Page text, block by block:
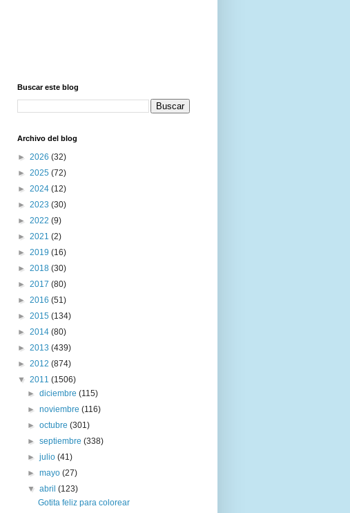
Buscar este blog
Archivo del blog
► 2026 (32)
► 2025 (72)
► 2024 (12)
► 2023 (30)
► 2022 (9)
► 2021 (2)
► 2019 (16)
► 2018 (30)
► 2017 (80)
► 2016 (51)
► 2015 (134)
► 2014 (80)
► 2013 (439)
► 2012 (874)
▼ 2011 (1506)
►diciembre(115)
►noviembre(116)
►octubre(301)
►septiembre(338)
►julio(41)
►mayo(27)
▼abril(123)
Gotita feliz para colorear